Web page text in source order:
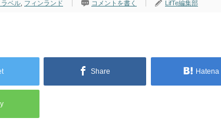
ラベル フィンランド コメントを書く LifTe編集部
Share Hatena